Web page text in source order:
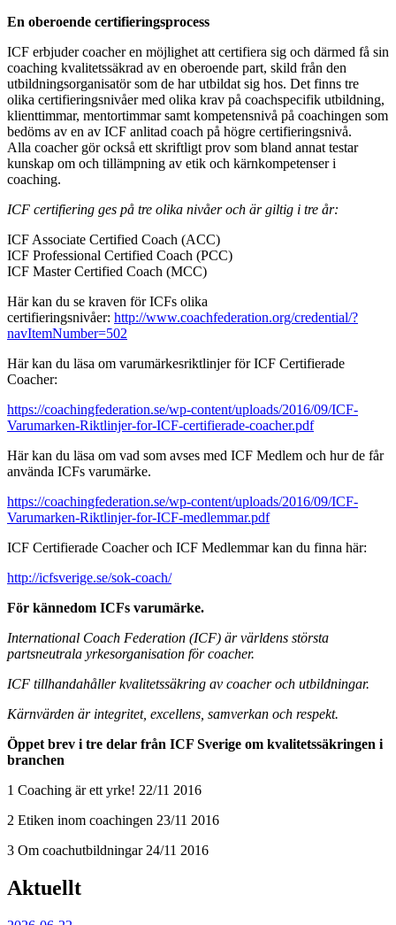
En oberoende certifieringsprocess
ICF erbjuder coacher en möjlighet att certifiera sig och därmed få sin
coaching kvalitetssäkrad av en oberoende part, skild från den
utbildningsorganisatör som de har utbildat sig hos. Det finns tre
olika certifieringsnivåer med olika krav på coachspecifik utbildning,
klienttimmar, mentortimmar samt kompetensnivå på coachingen som
bedöms av en av ICF anlitad coach på högre certifieringsnivå.
Alla coacher gör också ett skriftligt prov som bland annat testar
kunskap om och tillämpning av etik och kärnkompetenser i
coaching.
ICF certifiering ges på tre olika nivåer och är giltig i tre år:
ICF Associate Certified Coach (ACC)
ICF Professional Certified Coach (PCC)
ICF Master Certified Coach (MCC)
Här kan du se kraven för ICFs olika
certifieringsnivåer: http://www.coachfederation.org/credential/?
navItemNumber=502
Här kan du läsa om varumärkesriktlinjer för ICF Certifierade
Coacher:
https://coachingfederation.se/wp-content/uploads/2016/09/ICF-
Varumarken-Riktlinjer-for-ICF-certifierade-coacher.pdf
Här kan du läsa om vad som avses med ICF Medlem och hur de får
använda ICFs varumärke.
https://coachingfederation.se/wp-content/uploads/2016/09/ICF-
Varumarken-Riktlinjer-for-ICF-medlemmar.pdf
ICF Certifierade Coacher och ICF Medlemmar kan du finna här:
http://icfsverige.se/sok-coach/
För kännedom ICFs varumärke.
International Coach Federation (ICF) är världens största
partsneutrala yrkesorganisation för coacher.
ICF tillhandahåller kvalitetssäkring av coacher och utbildningar.
Kärnvärden är integritet, excellens, samverkan och respekt.
Öppet brev i tre delar från ICF Sverige om kvalitetssäkringen i
branchen
1 Coaching är ett yrke! 22/11 2016
2 Etiken inom coachingen 23/11 2016
3 Om coachutbildningar 24/11 2016
Aktuellt